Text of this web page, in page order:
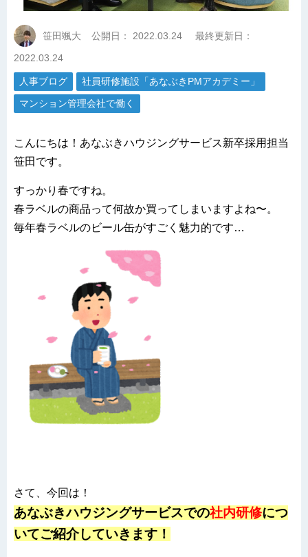
笹田颯大 公開日： 2022.03.24
最終更新日：
2022.03.24
人事ブログ
社員研修施設「あなぶきPMアカデミー」
マンション管理会社で働く
こんにちは！あなぶきハウジングサービス新卒採用担当
笹田です。
すっかり春ですね。
春ラベルの商品って何故か買ってしまいますよね〜。
毎年春ラベルのビール缶がすごく魅力的です…
さて、今回は！
あなぶきハウジングサービスでの社内研修につ
いてご紹介していきます！